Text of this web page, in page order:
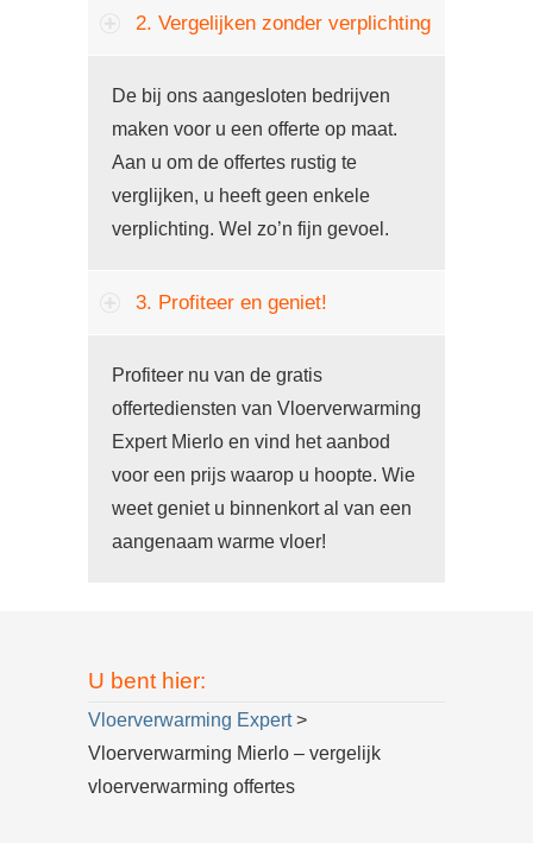
2. Vergelijken zonder verplichting
De bij ons aangesloten bedrijven
maken voor u een offerte op maat.
Aan u om de offertes rustig te
verglijken, u heeft geen enkele
verplichting. Wel zo’n fijn gevoel.
3. Profiteer en geniet!
Profiteer nu van de gratis
offertediensten van Vloerverwarming
Expert Mierlo en vind het aanbod
voor een prijs waarop u hoopte. Wie
weet geniet u binnenkort al van een
aangenaam warme vloer!
U bent hier:
Vloerverwarming Expert>
Vloerverwarming Mierlo – vergelijk
vloerverwarming offertes